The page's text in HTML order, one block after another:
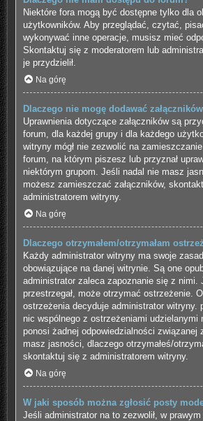
Niektóre fora mogą być dostępne tylko dla
użytkowników. Aby przeglądać, czytać,
wykonywać inne operacje, musisz mieć
Skontaktuj się z moderatorem lub
je przydzielił.
Na górę
Dlaczego nie mogę dodawać
Uprawnienia dotyczące załączników są
forum, dla każdej grupy i dla każdego
witryny mógł nie zezwolić na
forum, na którym piszesz lub przyznał
niektórym grupom. Jeśli nadal nie masz
możesz zamieszczać załączników,
administratorem witryny.
Na górę
Dlaczego otrzymałem/otrzymałam
Każdy administrator witryny ma swoje
obowiązujące na danej witrynie. Są one
administrator zaleca zapoznanie się z nimi.
przestrzegał, może otrzymać ostrzeżenie.
ostrzeżenia decyduje administrator witryny.
nic wspólnego z ostrzeżeniami udzielanymi
ponosi żadnej odpowiedzialności związanej
masz jasności, dlaczego otrzymałeś/
skontaktuj się z administratorem witryny.
Na górę
W jaki sposób można zgłosić posty
Jeśli administrator na to zezwolił, w